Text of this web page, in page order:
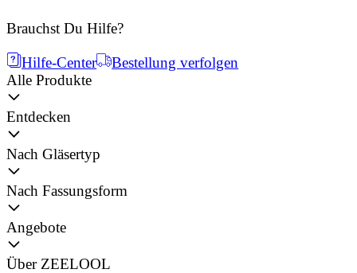
Brauchst Du Hilfe?
Hilfe-Center
Bestellung verfolgen
Alle Produkte
Entdecken
Nach Gläsertyp
Nach Fassungsform
Angebote
Über ZEELOOL